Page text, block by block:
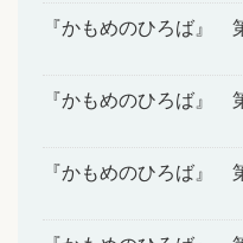
『かもめのひろば』
『かもめのひろば』
『かもめのひろば』